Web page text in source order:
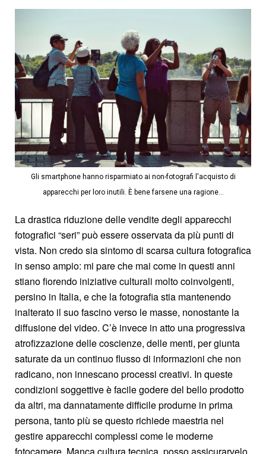
Gli smartphone hanno risparmiato ai non-fotografi l'acquisto di
apparecchi per loro inutili. È bene farsene una ragione...
La drastica riduzione delle vendite degli apparecchi
fotografici “seri” può essere osservata da più punti di
vista. Non credo sia sintomo di scarsa cultura fotografica
in senso ampio: mi pare che mai come in questi anni
stiano fiorendo iniziative culturali molto coinvolgenti,
persino in Italia, e che la fotografia stia mantenendo
inalterato il suo fascino verso le masse, nonostante la
diffusione del video. C’è invece in atto una progressiva
atrofizzazione delle coscienze, delle menti, per giunta
saturate da un continuo flusso di informazioni che non
radicano, non innescano processi creativi. In queste
condizioni soggettive è facile godere del bello prodotto
da altri, ma dannatamente difficile produrne in prima
persona, tanto più se questo richiede maestria nel
gestire apparecchi complessi come le moderne
fotocamere. Manca cultura tecnica, posso assicurarvelo,